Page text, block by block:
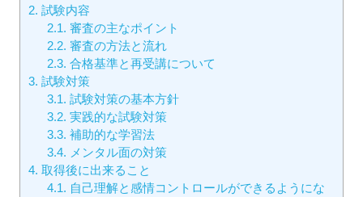
2. 試験内容
2.1. 審査の主なポイント
2.2. 審査の方法と流れ
2.3. 合格基準と再受講について
3. 試験対策
3.1. 試験対策の基本方針
3.2. 実践的な試験対策
3.3. 補助的な学習法
3.4. メンタル面の対策
4. 取得後に出来ること
4.1. 自己理解と感情コントロールができるようにな